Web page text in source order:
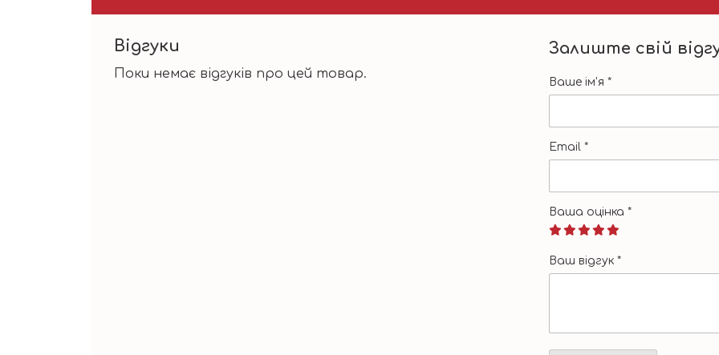
Відгуки
Поки немає відгуків про цей товар.
Залиште свій
Ваше ім'я *
Email *
Ваша оцінка *
Ваш відгук *